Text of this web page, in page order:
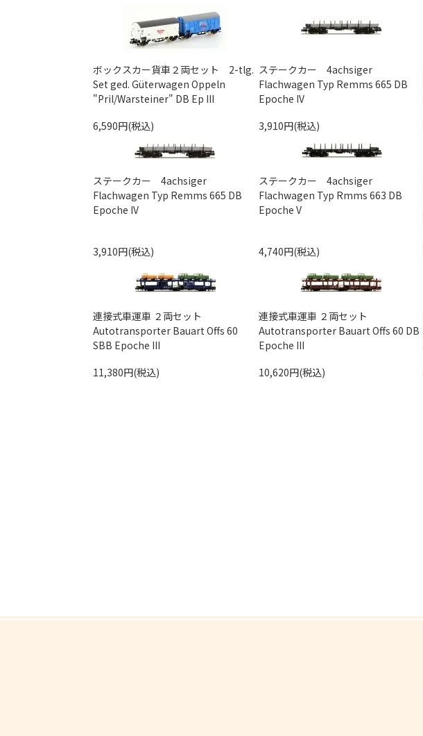
ボックスカー貨車２両セット 2-tlg.
Set ged. Güterwagen Oppeln
"Pril/Warsteiner" DB Ep III
6,590円(税込)
ステークカー 4achsiger
Flachwagen Typ Remms 665 DB
Epoche IV
3,910円(税込)
ステークカー 4achsiger
Flachwagen Typ Remms 665 DB
Epoche IV
3,910円(税込)
ステークカー 4achsiger
Flachwagen Typ Rmms 663 DB
Epoche V
4,740円(税込)
連接式車運車 ２両セット
Autotransporter Bauart Offs 60
SBB Epoche III
11,380円(税込)
連接式車運車 ２両セット
Autotransporter Bauart Offs 60 DB
Epoche III
10,620円(税込)